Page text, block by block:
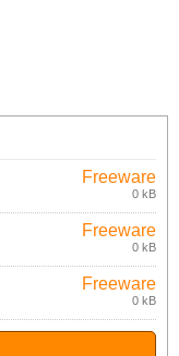
Freeware
0 kB
Freeware
0 kB
Freeware
0 kB